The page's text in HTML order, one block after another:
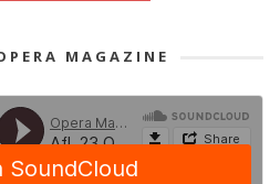
MAGAZINE